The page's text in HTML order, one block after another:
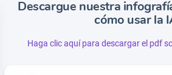
Descargue nuestra
cómo usar la
Haga clic aquí para descargar el pdf